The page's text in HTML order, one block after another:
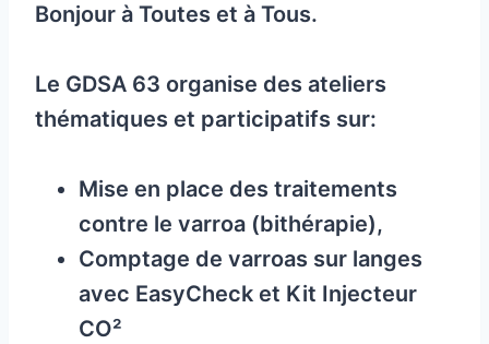
Bonjour à Toutes et à Tous.
Le GDSA 63 organise des ateliers
thématiques et participatifs sur:
Mise en place des traitements
contre le varroa (bithérapie),
Comptage de varroas sur langes
avec EasyCheck et Kit Injecteur
CO²